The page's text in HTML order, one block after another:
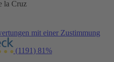
la Cruz
mit einer Zustimmung
(1191) 81%